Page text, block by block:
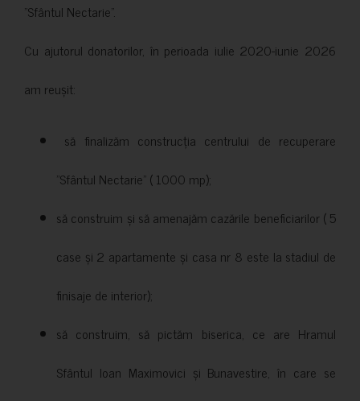
”Sfântul Nectarie”.
Cu ajutorul donatorilor, în perioada iulie 2020-iunie 2026
am reușit:
să finalizăm construcția centrului de recuperare
”Sfântul Nectarie” ( 1000 mp);
să construim și să amenajăm cazările beneficiarilor ( 5
case și 2 apartamente și casa nr 8 este la stadiul de
finisaje de interior);
să construim, să pictăm biserica, ce are Hramul
Sfântul Ioan Maximovici și Bunavestire, în care se